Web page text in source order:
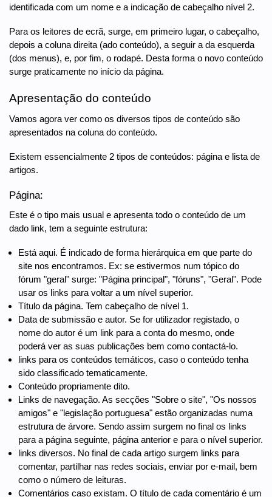
identificada com um nome e a indicação de cabeçalho nível 2.
Para os leitores de ecrã, surge, em primeiro lugar, o cabeçalho,
depois a coluna direita (ado conteúdo), a seguir a da esquerda
(dos menus), e, por fim, o rodapé. Desta forma o novo conteúdo
surge praticamente no início da página.
Apresentação do conteúdo
Vamos agora ver como os diversos tipos de conteúdo são
apresentados na coluna do conteúdo.
Existem essencialmente 2 tipos de conteúdos: página e lista de
artigos.
Página:
Este é o tipo mais usual e apresenta todo o conteúdo de um
dado link, tem a seguinte estrutura:
Está aqui. É indicado de forma hierárquica em que parte do
site nos encontramos. Ex: se estivermos num tópico do
fórum "geral" surge: "Página principal", "fóruns", "Geral". Pode
usar os links para voltar a um nível superior.
Título da página. Tem cabeçalho de nível 1.
Data de submissão e autor. Se for utilizador registado, o
nome do autor é um link para a conta do mesmo, onde
poderá ver as suas publicações bem como contactá-lo.
links para os conteúdos temáticos, caso o conteúdo tenha
sido classificado tematicamente.
Conteúdo propriamente dito.
Links de navegação. As secções "Sobre o site", "Os nossos
amigos" e "legislação portuguesa" estão organizadas numa
estrutura de árvore. Sendo assim surgem no final os links
para a página seguinte, página anterior e para o nível superior.
links diversos. No final de cada artigo surgem links para
comentar, partilhar nas redes sociais, enviar por e-mail, bem
como o número de leituras.
Comentários caso existam. O título de cada comentário é um